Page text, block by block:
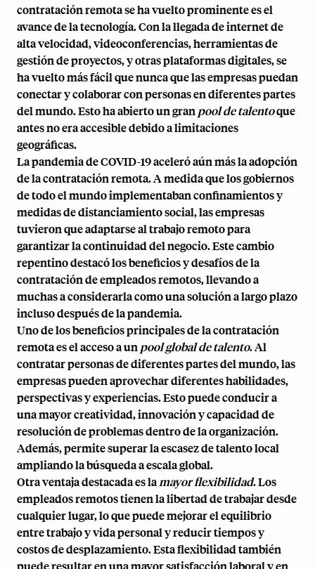
contratación remota se ha vuelto prominente es el
avance de la tecnología. Con la llegada de internet de
alta velocidad, videoconferencias, herramientas de
gestión de proyectos, y otras plataformas digitales, se
ha vuelto más fácil que nunca que las empresas puedan
conectar y colaborar con personas en diferentes partes
del mundo. Esto ha abierto un gran pool de talentoque
antes no era accesible debido a limitaciones
geográficas.
La pandemia de COVID-19 aceleró aún más la adopción
de la contratación remota. A medida que los gobiernos
de todo el mundo implementaban confinamientos y
medidas de distanciamiento social, las empresas
tuvieron que adaptarse al trabajo remoto para
garantizar la continuidad del negocio. Este cambio
repentino destacó los beneficios y desafíos de la
contratación de empleados remotos, llevando a
muchas a considerarla como una solución a largo plazo
incluso después de la pandemia.
Uno de los beneficios principales de la contratación
remota es el acceso a un pool global de talento. Al
contratar personas de diferentes partes del mundo, las
empresas pueden aprovechar diferentes habilidades,
perspectivas y experiencias. Esto puede conducir a
una mayor creatividad, innovación y capacidad de
resolución de problemas dentro de la organización.
Además, permite superar la escasez de talento local
ampliando la búsqueda a escala global.
Otra ventaja destacada es lamayor flexibilidad. Los
empleados remotos tienen la libertad de trabajar desde
cualquier lugar, lo que puede mejorar el equilibrio
entre trabajo y vida personal y reducir tiempos y
costos de desplazamiento. Esta flexibilidad también
puede resultar en una mayor satisfacción laboral y en